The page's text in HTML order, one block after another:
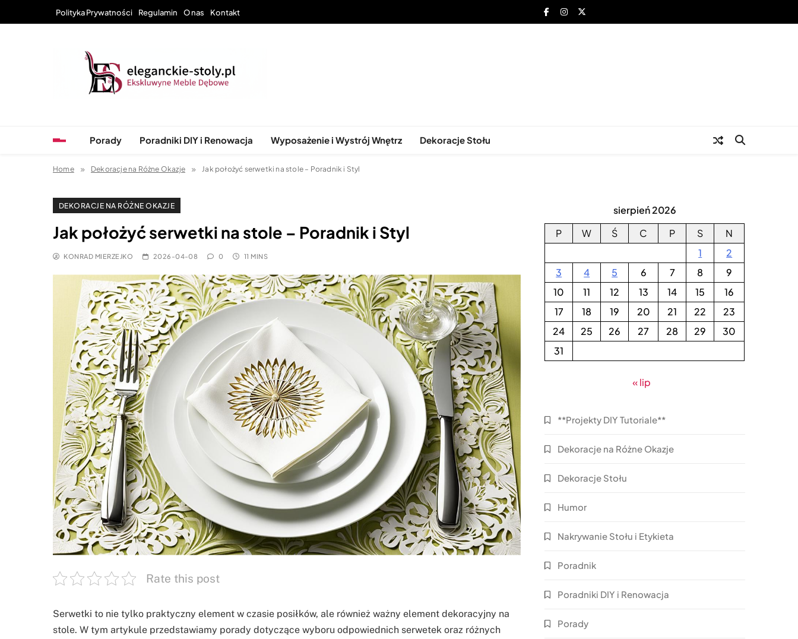
Polityka Prywatności Regulamin O nas Kontakt
Porady Poradniki DIY i Renowacja Wyposażenie i Wystrój Wnętrz Dekoracje Stołu
Home Dekoracje na Różne Okazje Jak położyć serwetki na stole – Poradnik i Styl
DEKORACJE NA RÓŻNE OKAZJE
Jak położyć serwetki na stole – Poradnik i Styl
KONRAD MIERZEJKO 2026-04-08 0 11 MINS
Rate this post
Serwetki to nie tylko praktyczny element w czasie posiłków, ale również ważny element dekoracyjny na
stole. W tym artykule przedstawiamy porady dotyczące wyboru odpowiednich serwetek oraz różnych
sierpień 2026
P
W Ś C P S
N
1
2
3
4 5 6 7 8
9
10
11 12 13 14 15
16
17
18 19 20 21 22
23
24
25 26 27 28 29
30
31
« lip
**Projekty DIY Tutoriale**
Dekoracje na Różne Okazje
Dekoracje Stołu
Humor
Nakrywanie Stołu i Etykieta
Poradnik
Poradniki DIY i Renowacja
Porady